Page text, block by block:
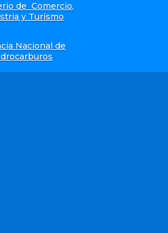
de Comercio,
y Turísmo
Nacional de